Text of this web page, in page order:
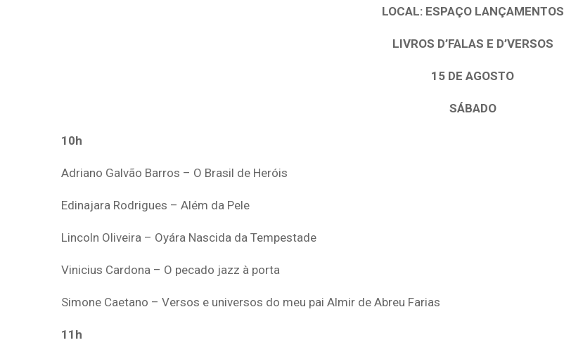
LOCAL: ESPAÇO LANÇAMENTOS
LIVROS D’FALAS E D’VERSOS
15 DE AGOSTO
SÁBADO
10h
Adriano Galvão Barros – O Brasil de Heróis
Edinajara Rodrigues – Além da Pele
Lincoln Oliveira – Oyára Nascida da Tempestade
Vinicius Cardona – O pecado jazz à porta
Simone Caetano – Versos e universos do meu pai Almir de Abreu Farias
11h